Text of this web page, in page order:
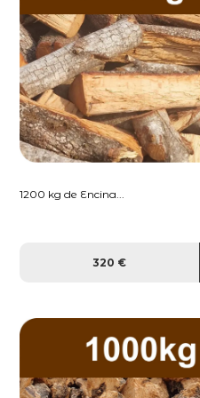
1200 kg de Encina...
320 €